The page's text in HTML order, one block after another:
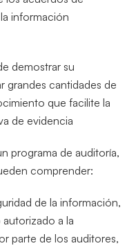
información
demostrar su
grandes cantidades de
que facilite la
de evidencia
programa de auditoría,
comprender:
de la información,
a la
parte de los auditores,